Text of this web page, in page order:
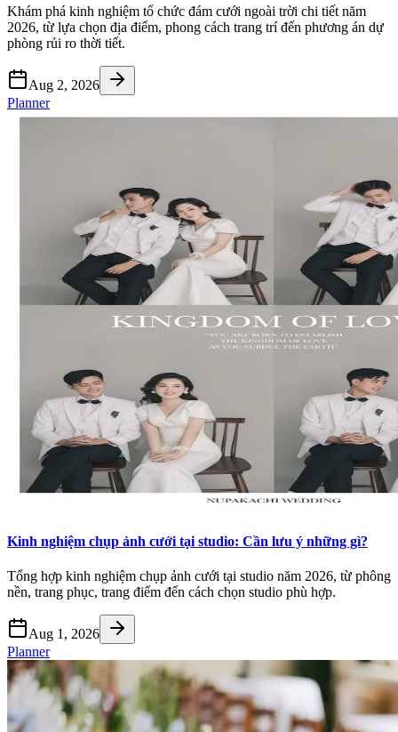
Khám phá kinh nghiệm tổ chức đám cưới ngoài trời chi tiết năm
2026, từ lựa chọn địa điểm, phong cách trang trí đến phương án dự
phòng rủi ro thời tiết.
Aug 2, 2026
Planner
Kinh nghiệm chụp ảnh cưới tại studio: Cần lưu ý những gì?
Tổng hợp kinh nghiệm chụp ảnh cưới tại studio năm 2026, từ phông
nền, trang phục, trang điểm đến cách chọn studio phù hợp.
Aug 1, 2026
Planner